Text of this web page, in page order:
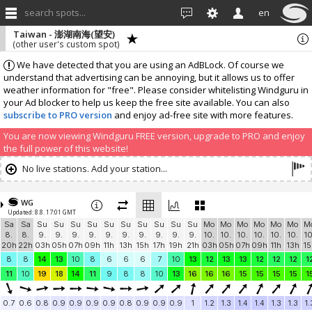
search spots... en
We have detected that you are using an AdBLock. Of course we
understand that advertising can be annoying, but it allows us to offer
weather information for "free". Please consider whitelisting Windguru in
your Ad blocker to help us keep the free site available. You can also
subscribe to PRO version and enjoy ad-free site with more features.
You are now viewing Windguru FREE version, upgrade to PRO and enjoy
the full power of this website!
Taiwan - 澎湖南海(望安)
(other user's custom spot)
No live stations. Add your station...
WG
Updated: 8.8. 17:01 GMT
Sa
8.
20h
Sa
8.
22h
Su
9.
03h
Su
9.
05h
Su
9.
07h
Su
9.
09h
Su
9.
11h
Su
9.
13h
Su
9.
15h
Su
9.
17h
Su
9.
19h
Su
9.
21h
Mo
10.
03h
Mo
10.
05h
Mo
10.
07h
Mo
10.
09h
Mo
10.
11h
Mo
10.
13h
8
8 14 13 10 8 6 6 6 7 10 13 12 13 13 12 12 12
11
10 19 18 14 11 9 8 8 10 13 16 16 16 15 15 15 15
0.7 0.6 0.8 0.9 0.9 0.9 0.9 0.8 0.9 0.9 0.9 1 1.2 1.3 1.4 1.4 1.3 1.3